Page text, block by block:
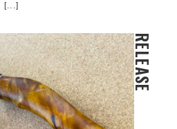
[...]
RELEASE